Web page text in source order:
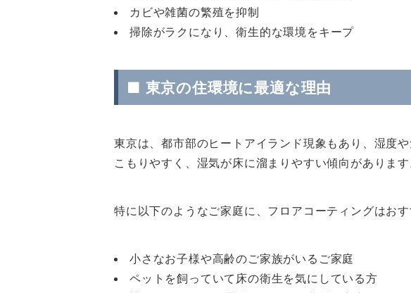
カビや雑菌の繁殖を抑制
掃除がラクになり、衛生的な環境をキープ
■ 東京の住環境に最適な理由
東京は、都市部のヒートアイランド現象もあり、湿度
こもりやすく、湿気が床に溜まりやすい傾向があります
特に以下のようなご家庭に、フロアコーティングはおす
小さなお子様や高齢のご家族がいるご家庭
ペットを飼っていて床の衛生を気にしている方